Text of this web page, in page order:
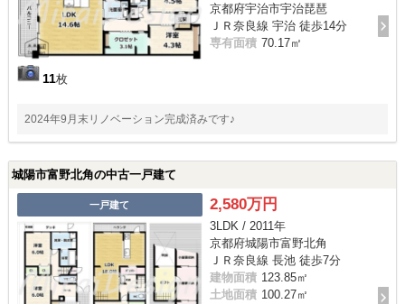
11枚
京都府宇治市宇治琵琶
ＪＲ奈良線 宇治 徒歩14分
専有面積 70.17㎡
2024年9月末リノベーション完成済みです♪
城陽市富野北角の中古一戸建て
一戸建て 2,580万円
3LDK / 2011年
京都府城陽市富野北角
ＪＲ奈良線 長池 徒歩7分
建物面積 123.85㎡
土地面積 100.27㎡